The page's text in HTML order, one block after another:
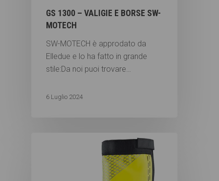
GS 1300 – VALIGIE E BORSE SW-
MOTECH
SW-MOTECH è approdato da
Elledue e lo ha fatto in grande
stile:Da noi puoi trovare…
6 Luglio 2024